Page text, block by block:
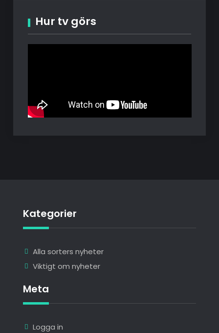
Hur tv görs
Kategorier
Alla sorters nyheter
Viktigt om nyheter
Meta
Logga in